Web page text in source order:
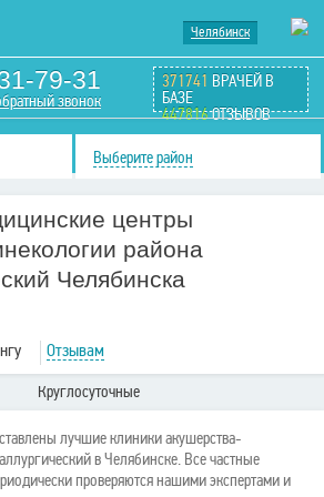
Челябинск
79-31
звонок
371741 ВРАЧЕЙ В
БАЗЕ
447816ОТЗЫВОВ
Выберите район
центры
района
Челябинска
Отзывам
Круглосуточные
лучшие клиники акушерства-
в Челябинске. Все частные
проверяются нашими экспертами и